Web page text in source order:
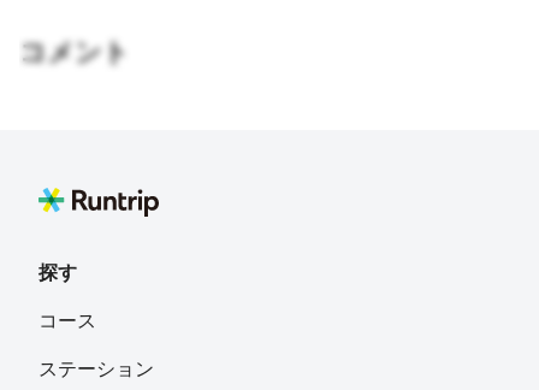
コメント
探す
コース
ステーション